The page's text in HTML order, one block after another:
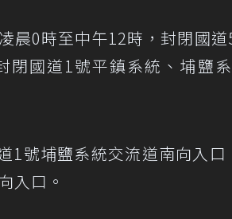
晨0時至中午12時，封閉國
國道1號平鎮系統、埔鹽
1號埔鹽系統交流道南向入
入口。